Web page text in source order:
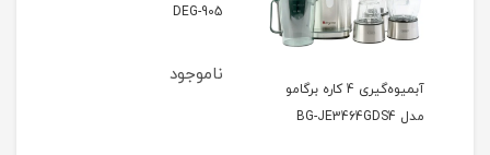
آبمیوه‌گیری 4 کاره برگامو
مدل BG-JE3464GDS4
DEG-905
ناموجود